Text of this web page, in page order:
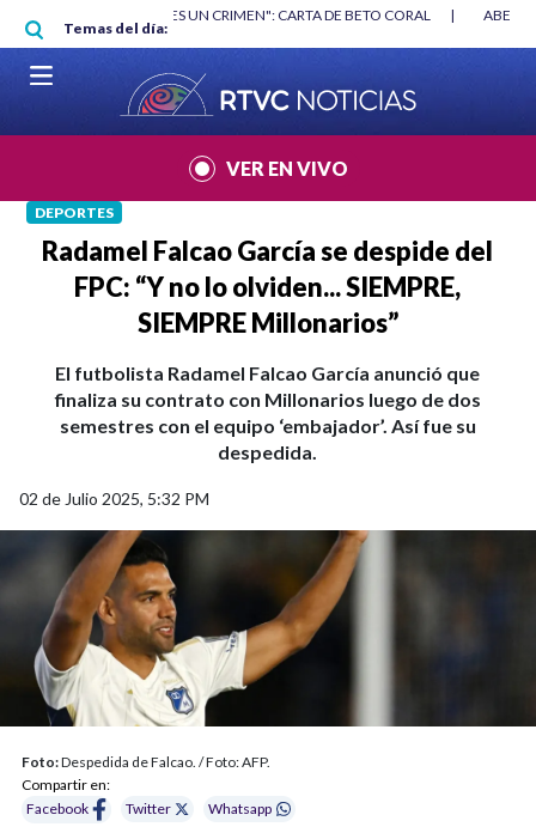
Pasar al contenido principal
Temas del día:
"HABLAR NO ES UN CRIMEN": CARTA DE BETO CORAL |
VER EN VIVO
DEPORTES
Radamel Falcao García se despide del
FPC: “Y no lo olviden... SIEMPRE,
SIEMPRE Millonarios”
El futbolista Radamel Falcao García anunció que
finaliza su contrato con Millonarios luego de dos
semestres con el equipo ‘embajador’. Así fue su
despedida.
02 de Julio 2025, 5:32 PM
Foto:Despedida de Falcao. / Foto: AFP.
Compartir en:
Facebook
Twitter Whatsapp